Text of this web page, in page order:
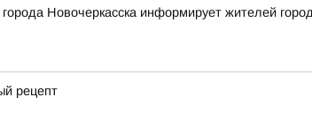
Новочеркасска информирует жителей
рецепт